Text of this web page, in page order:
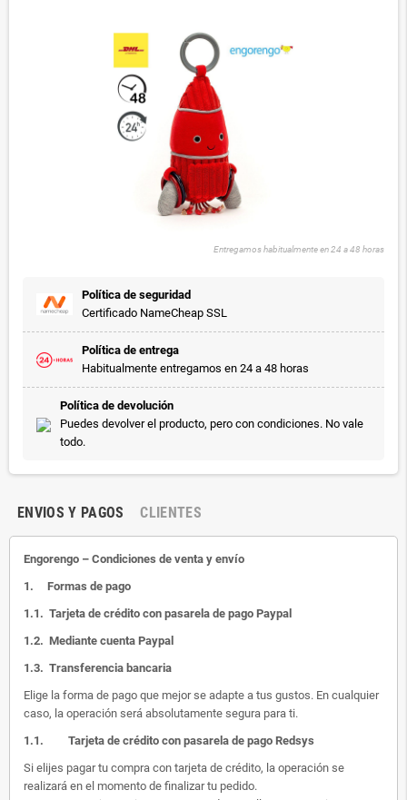
Entregamos habitualmente en 24 a 48 horas
Política de seguridad
Certificado NameCheap SSL
Política de entrega
Habitualmente entregamos en 24 a 48 horas
Política de devolución
Puedes devolver el producto, pero con condiciones. No vale
todo.
ENVIOS Y PAGOS CLIENTES
Engorengo – Condiciones de venta y envío
1. Formas de pago
1.1. Tarjeta de crédito con pasarela de pago Paypal
1.2. Mediante cuenta Paypal
1.3. Transferencia bancaria
Elige la forma de pago que mejor se adapte a tus gustos. En cualquier
caso, la operación será absolutamente segura para ti.
1.1. Tarjeta de crédito con pasarela de pago Redsys
Si elijes pagar tu compra con tarjeta de crédito, la operación se
realizará en el momento de finalizar tu pedido.